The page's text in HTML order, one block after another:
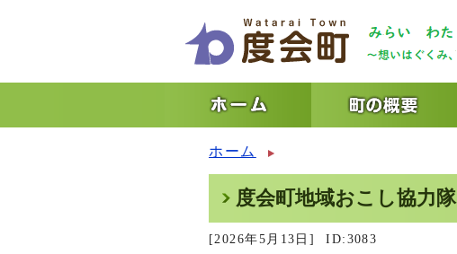
ホーム
度会町地域おこし協力隊
[2026年5月13日] ID:3083